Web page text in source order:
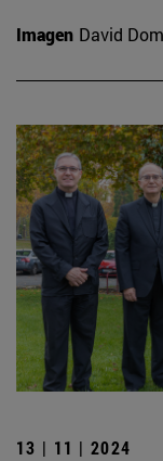
Imagen David
13 | 11 | 2024